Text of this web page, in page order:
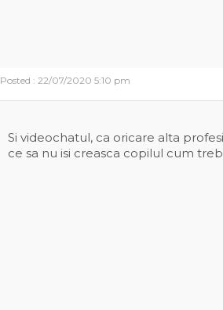
Posted : 22/07/2020 5:10 pm
Si videochatul, ca oricare alta
ce sa nu isi creasca copilul cum